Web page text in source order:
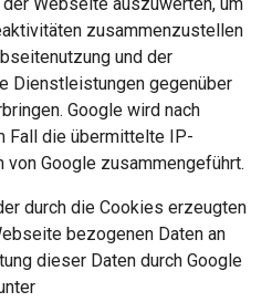
zusammenzustellen
und der
Dienstleistungen gegenüber
Google wird nach
Fall die übermittelte IP-
Google zusammengeführt.
durch die Cookies erzeugten
bezogenen Daten an
dieser Daten durch Google